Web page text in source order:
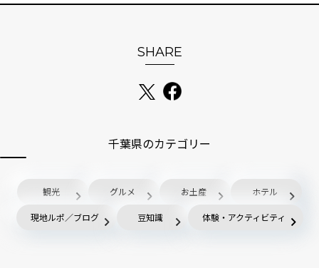
SHARE
千葉県のカテゴリー
観光 グルメ お土産 ホテル
現地ルポ／ブログ 豆知識 体験・アクティビティ